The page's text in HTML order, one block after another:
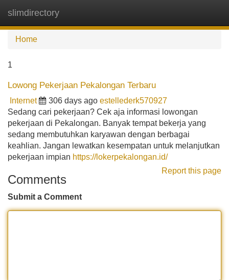
slimdirectory
Home
1
Lowong Pekerjaan Pekalongan Terbaru
Internet 306 days ago estellederk570927
Sedang cari pekerjaan? Cek aja informasi lowongan
pekerjaan di Pekalongan. Banyak tempat bekerja yang
sedang membutuhkan karyawan dengan berbagai
keahlian. Jangan lewatkan kesempatan untuk melanjutkan
pekerjaan impian https://lokerpekalongan.id/
Report this page
Comments
Submit a Comment